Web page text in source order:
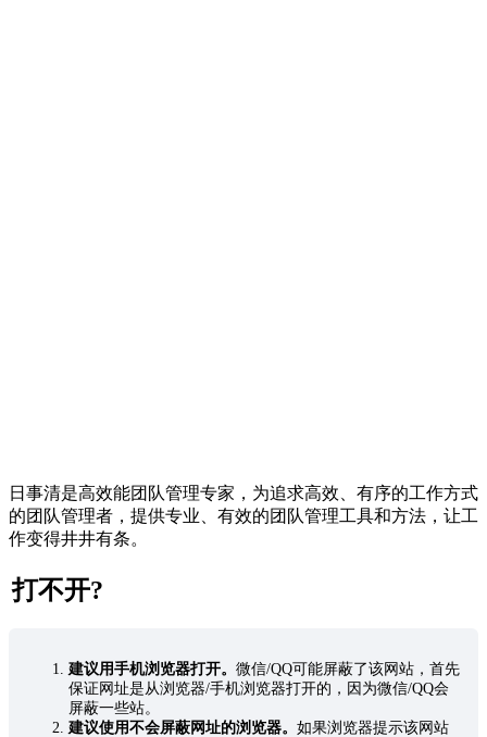
日事清是高效能团队管理专家，为追求高效、有序的工作方式
的团队管理者，提供专业、有效的团队管理工具和方法，让工
作变得井井有条。
打不开?
建议用手机浏览器打开。 微信/QQ可能屏蔽了该网站，首先
保证网址是从浏览器/手机浏览器打开的，因为微信/QQ会
屏蔽一些站。
建议使用不会屏蔽网址的浏览器。 如果浏览器提示该网站